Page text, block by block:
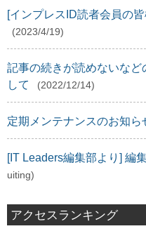
[インプレスID読者会員の
(2023/4/19)
記事の続きが読めないなど
して
(2022/12/14)
定期メンテナンスのお知ら
[IT Leaders編集部より] 編
uiting)
アクセスランキング